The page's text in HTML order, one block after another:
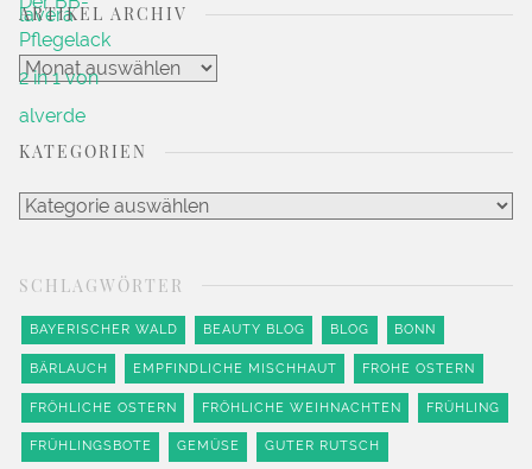
ARTIKEL ARCHIV
Artikel
Archiv
KATEGORIEN
Kategorien
SCHLAGWÖRTER
BAYERISCHER WALD BEAUTY BLOG BLOG BONN
BÄRLAUCH EMPFINDLICHE MISCHHAUT FROHE OSTERN
FRÖHLICHE OSTERN FRÖHLICHE WEIHNACHTEN FRÜHLING
FRÜHLINGSBOTE GEMÜSE GUTER RUTSCH